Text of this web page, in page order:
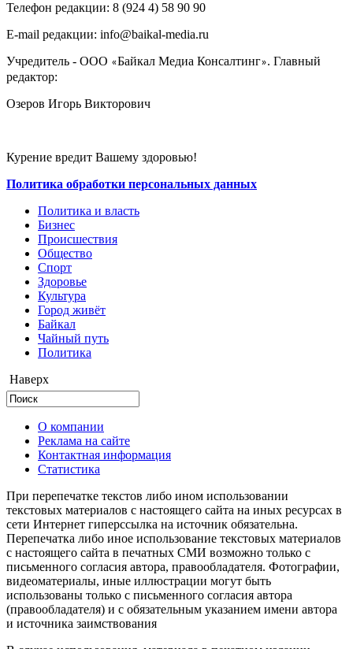
Телефон редакции: ‎‎8 (924 4) 58 90 90
E-mail редакции: info@baikal-media.ru
Учредитель - ООО «Байкал Медиа Консалтинг». Главный
редактор:
Озеров Игорь Викторович
Курение вредит Вашему здоровью!
Политика обработки персональных данных
Политика и власть
Бизнес
Происшествия
Общество
Cпорт
Здоровье
Культура
Город живёт
Байкал
Чайный путь
Политика
Наверх
О компании
Реклама на сайте
Контактная информация
Статистика
При перепечатке текстов либо ином использовании
текстовых материалов с настоящего сайта на иных ресурсах в
сети Интернет гиперссылка на источник обязательна.
Перепечатка либо иное использование текстовых материалов
с настоящего сайта в печатных СМИ возможно только с
письменного согласия автора, правообладателя. Фотографии,
видеоматериалы, иные иллюстрации могут быть
использованы только с письменного согласия автора
(правообладателя) и с обязательным указанием имени автора
и источника заимствования